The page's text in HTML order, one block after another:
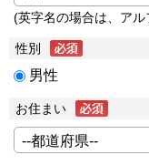
(英字名の場合は、ア
性別
男性
お住まい